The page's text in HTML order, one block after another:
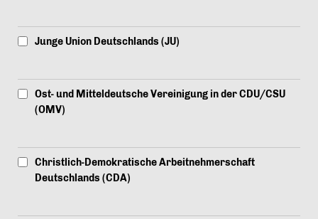
Junge Union Deutschlands (JU)
Ost- und Mitteldeutsche Vereinigung in der CDU/CSU
(OMV)
Christlich-Demokratische Arbeitnehmerschaft
Deutschlands (CDA)